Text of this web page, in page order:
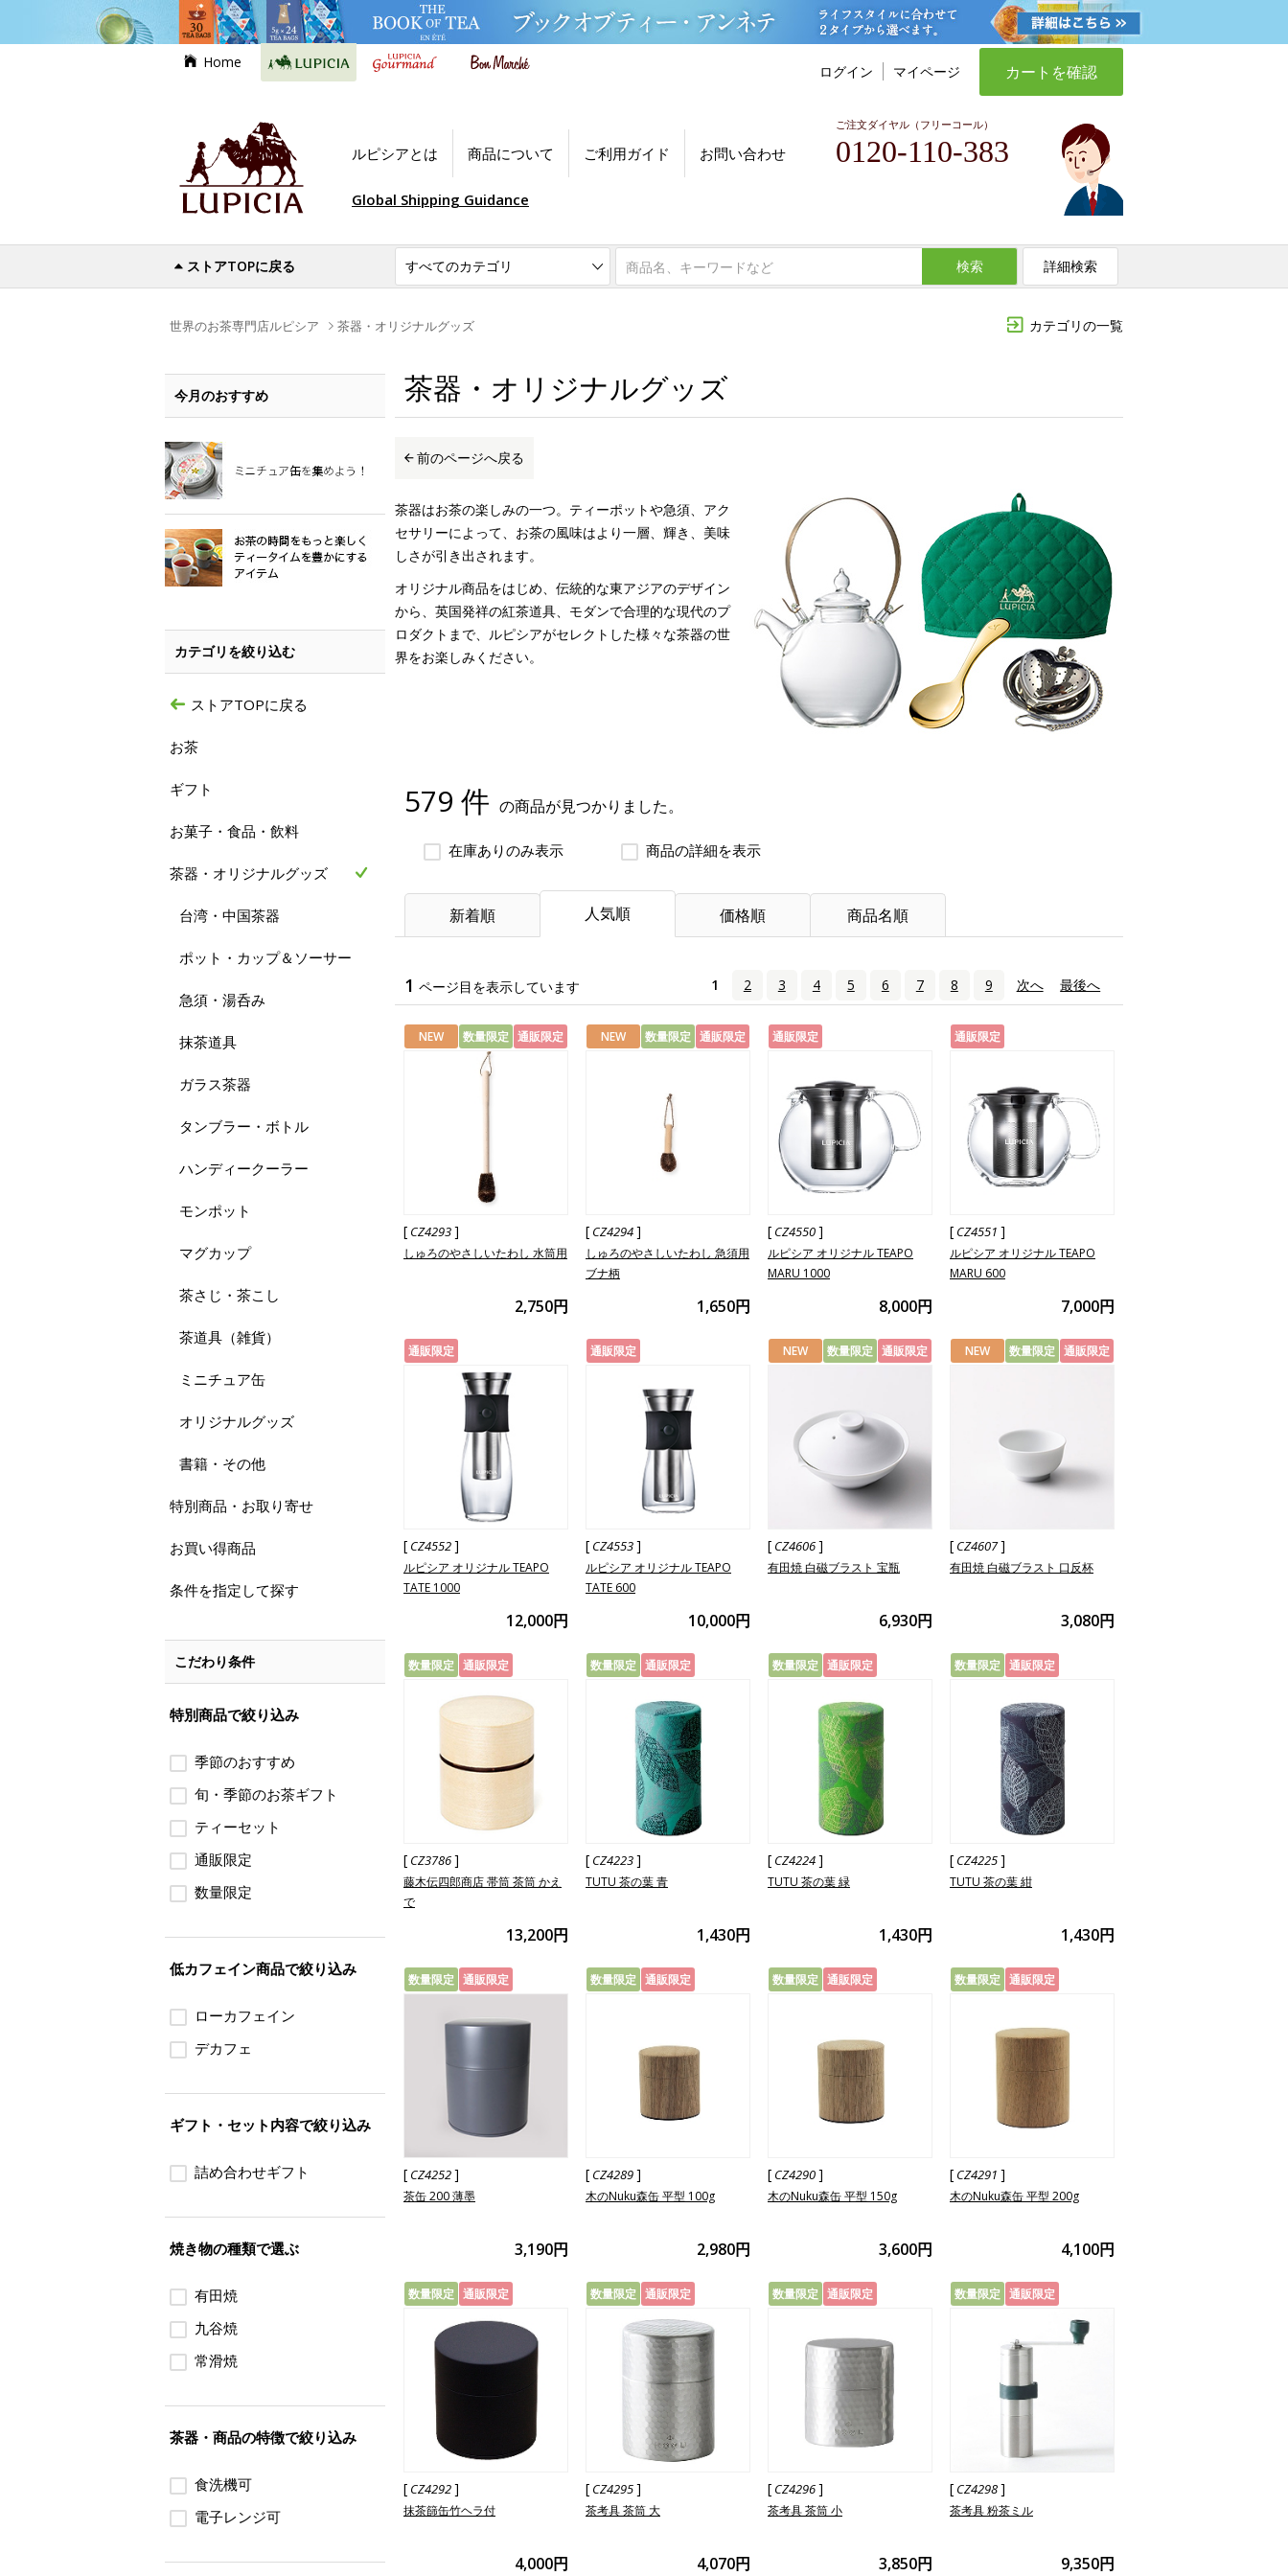
Home
ログイン マイページ カートを確認
ルピシアとは 商品について ご利用ガイド お問い合わせ
ご注文ダイヤル（フリーコール）
0120-110-383
Global Shipping Guidance
ストアTOPに戻る 検索 詳細検索
カテゴリの一覧
世界のお茶専門店ルピシア 茶器・オリジナルグッズ
茶器・オリジナルグッズ
前のページへ戻る
茶器はお茶の楽しみの一つ。ティーポットや急須、アク
セサリーによって、お茶の風味はより一層、輝き、美味
しさが引き出されます。
オリジナル商品をはじめ、伝統的な東アジアのデザイン
から、英国発祥の紅茶道具、モダンで合理的な現代のプ
ロダクトまで、ルピシアがセレクトした様々な茶器の世
界をお楽しみください。
579 件 の商品が見つかりました。
在庫ありのみ表示 商品の詳細を表示
新着順 人気順 価格順 商品名順
1 ページ目を表示しています 1 2 3 4 5 6 7 8 9 次へ 最後へ
NEW 数量限定 通販限定
[ CZ4293]
しゅろのやさしいたわし 水筒用
2,750円
NEW 数量限定 通販限定
[ CZ4294]
しゅろのやさしいたわし 急須用
ブナ柄
1,650円
通販限定
[ CZ4550]
ルピシア オリジナル TEAPO
MARU 1000
8,000円
通販限定
[ CZ4551 ]
ルピシア オリジナル TEAPO
MARU 600
7,000円
通販限定
[ CZ4552]
ルピシア オリジナル TEAPO
TATE 1000
12,000円
通販限定
[ CZ4553]
ルピシア オリジナル TEAPO
TATE 600
10,000円
NEW 数量限定 通販限定
[ CZ4606]
有田焼 白磁ブラスト 宝瓶
6,930円
NEW 数量限定 通販限定
[ CZ4607]
有田焼 白磁ブラスト 口反杯
3,080円
数量限定 通販限定
[ CZ3786]
藤木伝四郎商店 帯筒 茶筒 かえ
で
13,200円
数量限定 通販限定
[ CZ4223]
TUTU 茶の葉 青
1,430円
数量限定 通販限定
[ CZ4224]
TUTU 茶の葉 緑
1,430円
数量限定 通販限定
[ CZ4225]
TUTU 茶の葉 紺
1,430円
数量限定 通販限定
[ CZ4252]
茶缶 200 薄墨
3,190円
数量限定 通販限定
[ CZ4289]
木のNuku森缶 平型 100g
2,980円
数量限定 通販限定
[ CZ4290]
木のNuku森缶 平型 150g
3,600円
数量限定 通販限定
[ CZ4291 ]
木のNuku森缶 平型 200g
4,100円
数量限定 通販限定
[ CZ4292]
抹茶篩缶竹ヘラ付
4,000円
数量限定 通販限定
[ CZ4295]
茶考具 茶筒 大
4,070円
数量限定 通販限定
[ CZ4296]
茶考具 茶筒 小
3,850円
数量限定 通販限定
[ CZ4298]
茶考具 粉茶ミル
9,350円
今月のおすすめ
カテゴリを絞り込む
ストアTOPに戻る
お茶
ギフト
お菓子・食品・飲料
茶器・オリジナルグッズ
台湾・中国茶器
ポット・カップ＆ソーサー
急須・湯呑み
抹茶道具
ガラス茶器
タンブラー・ボトル
ハンディークーラー
モンポット
マグカップ
茶さじ・茶こし
茶道具（雑貨）
ミニチュア缶
オリジナルグッズ
書籍・その他
特別商品・お取り寄せ
お買い得商品
条件を指定して探す
こだわり条件
特別商品で絞り込み
季節のおすすめ
旬・季節のお茶ギフト
ティーセット
通販限定
数量限定
低カフェイン商品で絞り込み
ローカフェイン
デカフェ
ギフト・セット内容で絞り込み
詰め合わせギフト
焼き物の種類で選ぶ
有田焼
九谷焼
常滑焼
茶器・商品の特徴で絞り込み
食洗機可
電子レンジ可